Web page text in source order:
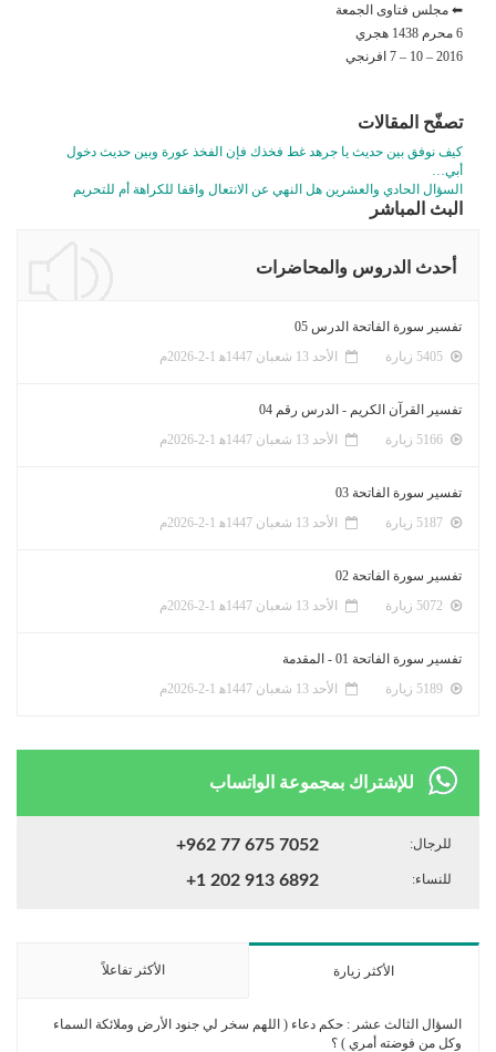
⬅ مجلس فتاوى الجمعة
6 محرم 1438 هجري
2016 – 10 – 7 افرنجي
تصفّح المقالات
كيف نوفق بين حديث يا جرهد غط فخذك فإن الفخذ عورة وبين حديث دخول
أبي…
السؤال الحادي والعشرين هل النهي عن الانتعال واقفا للكراهة أم للتحريم
البث المباشر
أحدث الدروس والمحاضرات
تفسير سورة الفاتحة الدرس 05
الأحد 13 شعبان 1447ﻫ 1-2-2026م
تفسير القرآن الكريم - الدرس رقم 04
الأحد 13 شعبان 1447ﻫ 1-2-2026م
تفسير سورة الفاتحة 03
الأحد 13 شعبان 1447ﻫ 1-2-2026م
تفسير سورة الفاتحة 02
الأحد 13 شعبان 1447ﻫ 1-2-2026م
تفسير سورة الفاتحة 01 - المقدمة
الأحد 13 شعبان 1447ﻫ 1-2-2026م
للإشتراك بمجموعة الواتساب
للرجال: +962 77 675 7052
للنساء: +1 202 913 6892
الأكثر زيارة الأكثر تفاعلاً
السؤال الثالث عشر : حكم دعاء ( اللهم سخر لي جنود الأرض وملائكة السماء
وكل من فوضته أمري ) ؟